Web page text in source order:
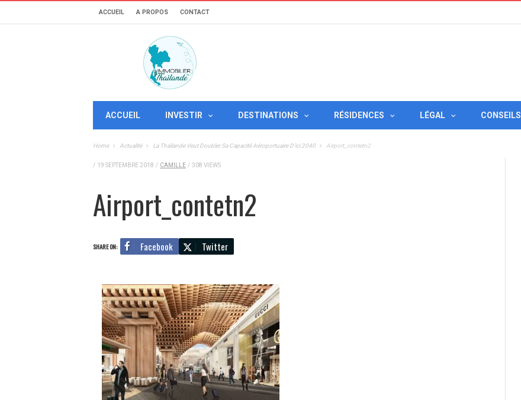
ACCUEIL A PROPOS CONTACT
ACCUEIL INVESTIR DESTINATIONS RÉSIDENCES LÉGAL CONSEILS
Home Actualité La Thaïlande Veut Doubler Sa Capacité Aéroportuaire D’ici 2040 Airport_contetn2
/ 19 SEPTEMBRE 2018 / CAMILLE / 308 VIEWS
Airport_contetn2
SHARE ON: Facebook Twitter